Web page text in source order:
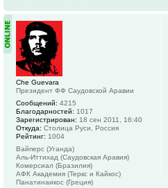
Che Guevara
Президент ФФ Саудовской Аравии
Сообщений: 4215
Благодарностей: 1017
Зарегистрирован: 18 сен 2011, 16:40
Откуда: Столица Руси, Россия
Рейтинг: 1004
Вайперс (Уганда)
Аль-Иттихад (Саудовская Аравия)
Комерсиал (Бразилия)
АФК Академия (Теркс и Кайкос)
Панатинаикос (Греция)